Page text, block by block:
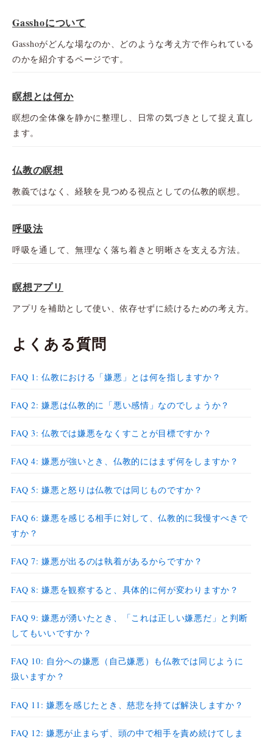
Gasshoについて
Gasshoがどんな場なのか、どのような考え方で作られている
のかを紹介するページです。
瞑想とは何か
瞑想の全体像を静かに整理し、日常の気づきとして捉え直し
ます。
仏教の瞑想
教義ではなく、経験を見つめる視点としての仏教的瞑想。
呼吸法
呼吸を通して、無理なく落ち着きと明晰さを支える方法。
瞑想アプリ
アプリを補助として使い、依存せずに続けるための考え方。
よくある質問
FAQ 1: 仏教における「嫌悪」とは何を指しますか？
FAQ 2: 嫌悪は仏教的に「悪い感情」なのでしょうか？
FAQ 3: 仏教では嫌悪をなくすことが目標ですか？
FAQ 4: 嫌悪が強いとき、仏教的にはまず何をしますか？
FAQ 5: 嫌悪と怒りは仏教では同じものですか？
FAQ 6: 嫌悪を感じる相手に対して、仏教的に我慢すべきで
すか？
FAQ 7: 嫌悪が出るのは執着があるからですか？
FAQ 8: 嫌悪を観察すると、具体的に何が変わりますか？
FAQ 9: 嫌悪が湧いたとき、「これは正しい嫌悪だ」と判断
してもいいですか？
FAQ 10: 自分への嫌悪（自己嫌悪）も仏教では同じように
扱いますか？
FAQ 11: 嫌悪を感じたとき、慈悲を持てば解決しますか？
FAQ 12: 嫌悪が止まらず、頭の中で相手を責め続けてしま